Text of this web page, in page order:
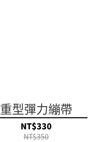
重型彈力繃帶
NT$330
NT$350